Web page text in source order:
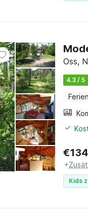
Oss,
4.3 / 5
€134
+
Kids